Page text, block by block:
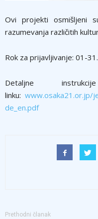
Ovi projekti osmišljeni
razumevanja različitih
Rok za prijavljivanje: 01-
Detaljne
linku: www.osaka21.or.jp/
de_en.pdf
Prethodni članak